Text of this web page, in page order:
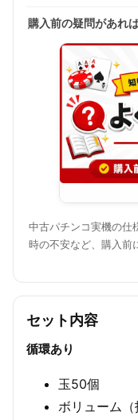
購入前の疑問があれ
中古パチンコ実機の仕
時の不安など、購入前
セット内容
循環あり
玉50個
ボリューム（